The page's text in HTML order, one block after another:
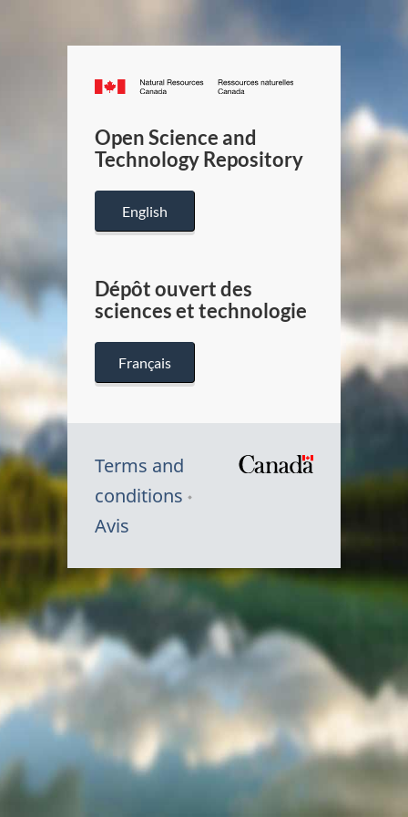
Canada.ca
/
Canada
Open Science and
Technology Repository
English
Dépôt ouvert des
sciences et technologie
Français
Terms and
conditions
Avis
Symbole
du